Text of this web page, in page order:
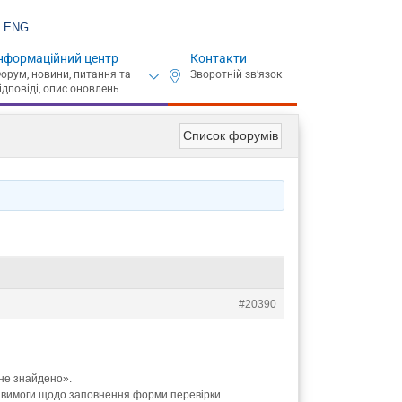
ENG
центр Контакти
Список форумів
#20390
знайдено».
вимоги щодо заповнення форми перевірки